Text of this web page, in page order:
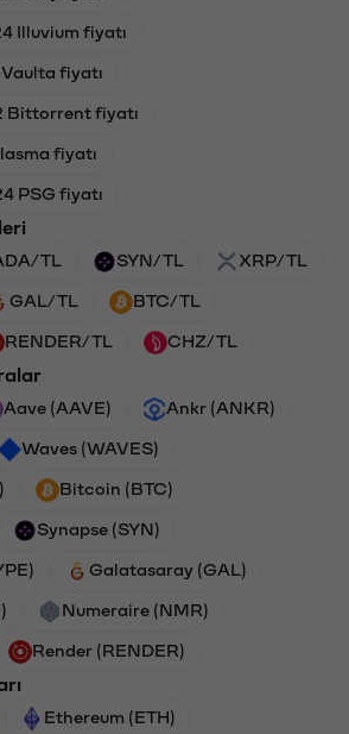
Illuvium fiyatı
Vaulta fiyatı
Bittorrent fiyatı
fiyatı
PSG fiyatı
TL SYN/TL XRP/TL
GAL/TL BTC/TL
RENDER/TL CHZ/TL
Aave (AAVE) Ankr (ANKR)
Waves (WAVES)
Bitcoin (BTC)
Synapse (SYN)
Galatasaray (GAL)
Numeraire (NMR)
Render (RENDER)
Ethereum (ETH)